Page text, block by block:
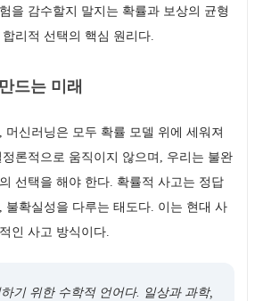
을 감수할지 말지는 확률과 보상의 균형
리적 선택의 핵심 원리다.
드는 미래
머신러닝은 모두 확률 모델 위에 세워져
론적으로 움직이지 않으며, 우리는 불완
선택을 해야 한다. 확률적 사고는 정답
불확실성을 다루는 태도다. 이는 현대 사
인 사고 방식이다.
기 위한 수학적 언어다. 일상과 과학,